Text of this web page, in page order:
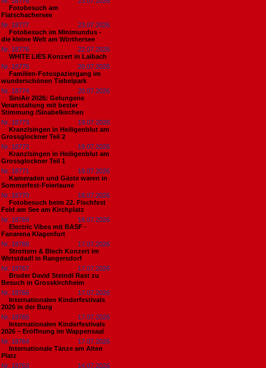
Fotobesuch am
Flatschachersee
Nr. 18777
23.07.2026
Fotobesuch im Minimundus -
die kleine Welt am Wörthersee
Nr. 18776
22.07.2026
WHITE LIES Konzert in Laibach
Nr. 18775
20.07.2026
Familien-Fotospaziergang im
wunderschönen Tiebelpark
Nr. 18774
20.07.2026
SiniAir 2026: Gelungene
Veranstaltung mit bester
Stimmung /Sinabelkirchen
Nr. 18773
19.07.2026
Kranzlsingen in Heiligenblut am
Grossglockner Teil 2
Nr. 18772
19.07.2026
Kranzlsingen in Heiligenblut am
Grossglockner Teil 1
Nr. 18771
19.07.2026
Kameraden und Gäste waren in
Sommerfest-Feierlaune
Nr. 18770
18.07.2026
Fotobesuch beim 22. Fischfest
Feld am See am Kirchplatz
Nr. 18769
18.07.2026
Electric Vibes mit BASF -
Fanarena Klagenfurt
Nr. 18768
17.07.2026
Strottern & Blech Konzert im
Wirtstdadl in Rangersdorf
Nr. 18767
17.07.2026
Bruder David Steindl Rast zu
Besuch in Grosskirchheim
Nr. 18766
17.07.2026
Internationalen Kinderfestivals
2026 in der Burg
Nr. 18765
17.07.2026
Internationalen Kinderfestivals
2026 – Eröffnung im Wappensaal
Nr. 18764
17.07.2026
Internationale Tänze am Alten
Platz
Nr. 18763
14.07.2026